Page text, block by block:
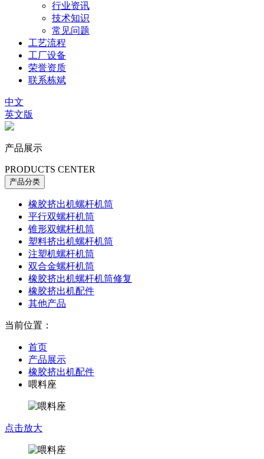
行业资讯
技术知识
常见问题
工艺流程
工厂设备
荣誉资质
联系栋斌
中文
英文版
产品展示
PRODUCTS CENTER
产品分类
橡胶挤出机螺杆机筒
平行双螺杆机筒
锥形双螺杆机筒
塑料挤出机螺杆机筒
注塑机螺杆机筒
双合金螺杆机筒
橡胶挤出机螺杆机筒修复
橡胶挤出机配件
其他产品
当前位置：
首页
产品展示
橡胶挤出机配件
喂料座
点击放大